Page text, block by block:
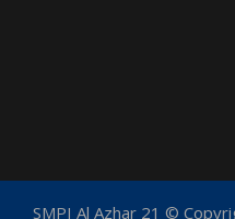
SMPI Al Azhar 21 ©